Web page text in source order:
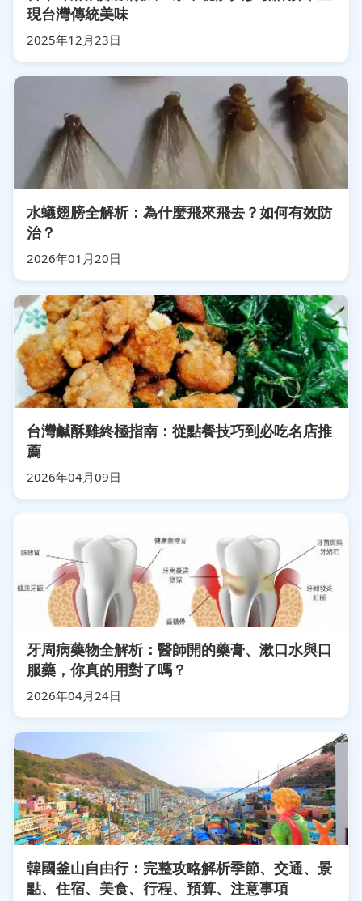
現台灣傳統美味
2025年12月23日
水蟻翅膀全解析：為什麼飛來飛去？如何有效防
治？
2026年01月20日
台灣鹹酥雞終極指南：從點餐技巧到必吃名店推
薦
2026年04月09日
牙周病藥物全解析：醫師開的藥膏、漱口水與口
服藥，你真的用對了嗎？
2026年04月24日
韓國釜山自由行：完整攻略解析季節、交通、景
點、住宿、美食、行程、預算、注意事項